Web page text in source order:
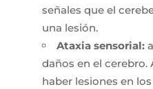
señales que el
una lesión.
Ataxia sensorial:
daños en el
haber lesiones en